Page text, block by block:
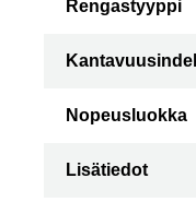
Rengastyyppi
Nopeusluokka
Lisätiedot